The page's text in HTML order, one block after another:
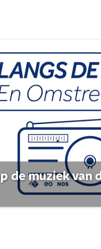
de muziek van